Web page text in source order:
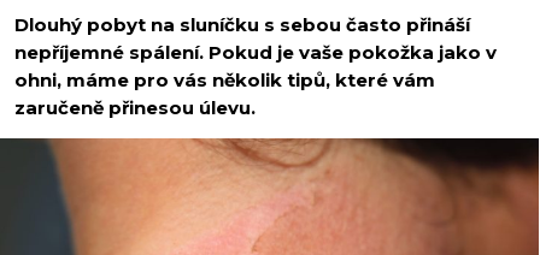
Dlouhý pobyt na sluníčku s sebou často přináší
nepříjemné spálení. Pokud je vaše pokožka jako v
ohni, máme pro vás několik tipů, které vám
zaručeně přinesou úlevu.